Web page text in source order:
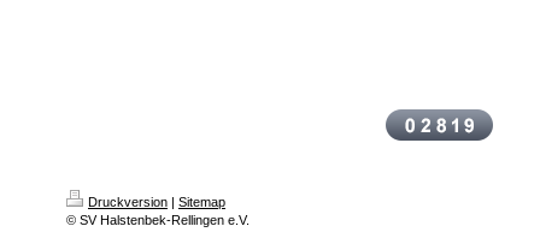
Druckversion | Sitemap
© SV Halstenbek-Rellingen e.V.